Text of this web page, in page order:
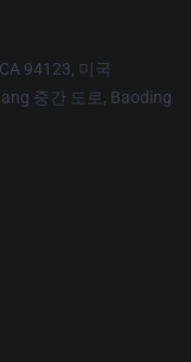
94123, 미국
중간 도로, Baoding